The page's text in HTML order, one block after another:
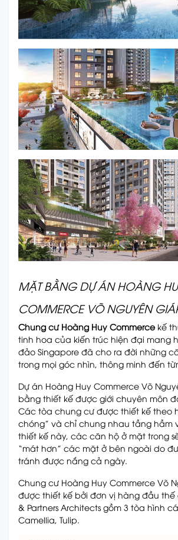
MẶT BẰNG DỰ ÁN HOÀNG
COMMERCE VÕ NGUYÊN
Chung cư Hoàng Huy Commerce kế
tinh hoa của kiến trúc hiện đại mang
đảo Singapore đã cho ra đời những
trong mọi góc nhìn, thông minh đến
Dự án Hoàng Huy Commerce Võ
bằng thiết kế được giới chuyên môn
Các tòa chung cư được thiết kế theo
chóng” và chỉ chung nhau tầng hầm
thiết kế này, các căn hộ ở mặt trong
“mát hơn” các mặt ở bên ngoài do
tránh được nắng cả ngày.
Chung cư Hoàng Huy Commerce Võ
được thiết kế bởi đơn vị hàng đầu thế
& Partners Architects gồm 3 tòa hình
Camellia, Tulip.